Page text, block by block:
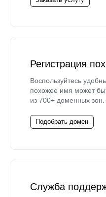
Регистрация
Воспользуйтесь
похожее имя может
из 700+ доменных зон.
Подобрать домен
Служба